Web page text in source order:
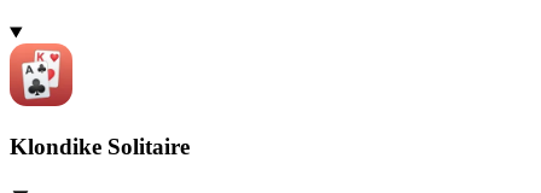
Klondike Solitaire